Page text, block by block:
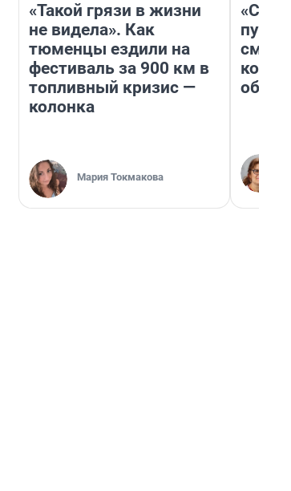
«Такой грязи в жизни
не видела». Как
тюменцы ездили на
фестиваль за 900 км в
топливный кризис —
колонка
Мария Токмакова